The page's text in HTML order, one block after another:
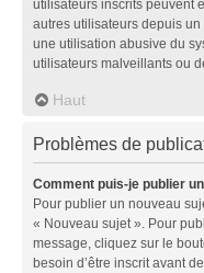
utilisateurs inscrits peuvent
autres utilisateurs depuis
une utilisation abusive du
utilisateurs malveillants ou
Haut
Problèmes de
Comment puis-je publier
Pour publier un nouveau
« Nouveau sujet ». Pour
message, cliquez sur le
besoin d’être inscrit avant